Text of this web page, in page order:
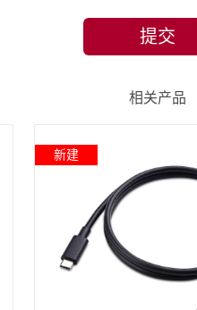
提交
相关产品
新建